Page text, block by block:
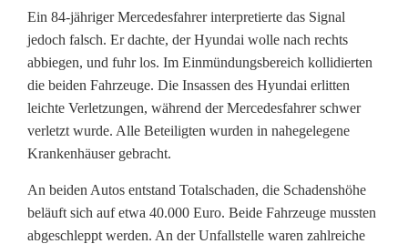
r
e
U
n
f
ä
l
Ein 84-jähriger Mercedesfahrer interpretierte das Signal
jedoch falsch. Er dachte, der Hyundai wolle nach rechts
abbiegen, und fuhr los. Im Einmündungsbereich kollidierten
die beiden Fahrzeuge. Die Insassen des Hyundai erlitten
leichte Verletzungen, während der Mercedesfahrer schwer
verletzt wurde. Alle Beteiligten wurden in nahegelegene
Krankenhäuser gebracht.
An beiden Autos entstand Totalschaden, die Schadenshöhe
beläuft sich auf etwa 40.000 Euro. Beide Fahrzeuge mussten
abgeschleppt werden. An der Unfallstelle waren zahlreiche